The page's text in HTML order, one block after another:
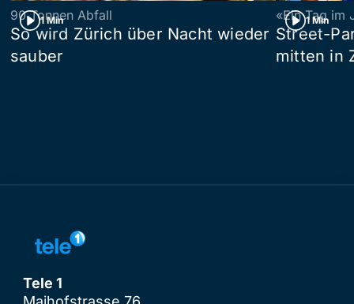
1 Min
90 Tonnen Abfall
So wird Zürich über Nacht wieder
sauber
1 Min
«Ein Tag im
Street-
mitten in
Tele 1